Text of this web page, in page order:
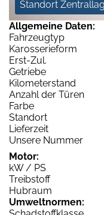
Standort
Allgemeine Daten:
Fahrzeugtyp
Karosserieform
Erst-Zul.
Getriebe
Kilometerstand
Anzahl der Türen
Farbe
Standort
Lieferzeit
Unsere Nummer
Motor:
kW / PS
Treibstoff
Hubraum
Umweltnormen: